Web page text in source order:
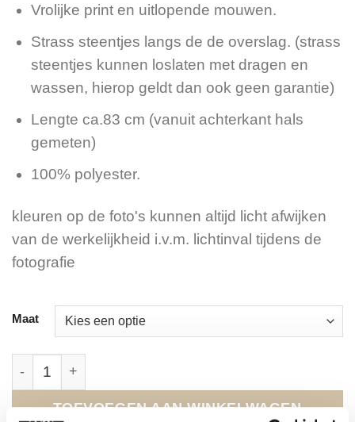
Vrolijke print en uitlopende mouwen.
Strass steentjes langs de de overslag. (strass
steentjes kunnen loslaten met dragen en
wassen, hierop geldt dan ook geen garantie)
Lengte ca.83 cm (vanuit achterkant hals
gemeten)
100% polyester.
kleuren op de foto's kunnen altijd licht afwijken
van de werkelijkheid i.v.m. lichtinval tijdens de
fotografie
Maat
TOEVOEGEN AAN WINKELWAGEN